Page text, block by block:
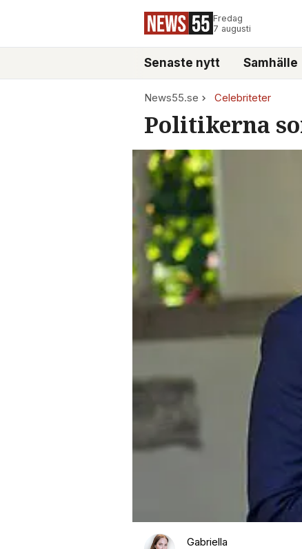
Fredag
7 augusti
Senaste nytt Samhälle
News55.se Celebriteter
Politikerna
Gabriella